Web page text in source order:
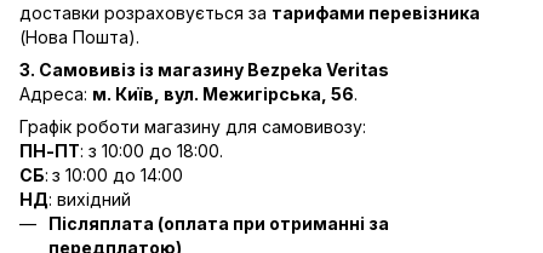
доставки розраховується за тарифами перевізника
(Нова Пошта).
3. Самовивіз із магазину Bezpeka Veritas
Адреса: м. Київ, вул. Межигірська, 56.
Графік роботи магазину для самовивозу:
ПН-ПТ: з 10:00 до 18:00.
СБ: з 10:00 до 14:00
НД: вихідний
Післяплата (оплата при отриманні за
передплатою)